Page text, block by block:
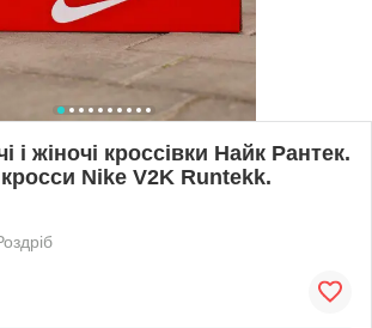
і жіночі кроссівки Найк Рантек.
кросси Nike V2K Runtekk.